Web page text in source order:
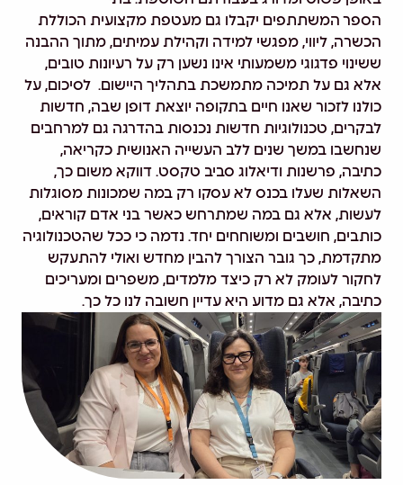
הספר המשתתפים יקבלו גם מעטפת מקצועית הכוללת
הכשרה, ליווי, מפגשי למידה וקהילת עמיתים, מתוך ההבנה
ששינוי פדגוגי משמעותי אינו נשען רק על רעיונות טובים,
אלא גם על תמיכה מתמשכת בתהליך היישום. לסיכום, על
כולנו לזכור שאנו חיים בתקופה יוצאת דופן שבה, חדשות
לבקרים, טכנולוגיות חדשות נכנסות בהדרגה גם למרחבים
שנחשבו במשך שנים ללב העשייה האנושית כקריאה,
כתיבה, פרשנות ודיאלוג סביב טקסט. דווקא משום כך,
השאלות שעלו בכנס לא עסקו רק במה שמכונות מסוגלות
לעשות, אלא גם במה שמתרחש כאשר בני אדם קוראים,
כותבים, חושבים ומשוחחים יחד. נדמה כי ככל שהטכנולוגיה
מתקדמת, כך גובר הצורך להבין מחדש ואולי להתעקש
לחקור לעומק לא רק כיצד מלמדים, משפרים ומעריכים
כתיבה, אלא גם מדוע היא עדיין חשובה לנו כל כך.